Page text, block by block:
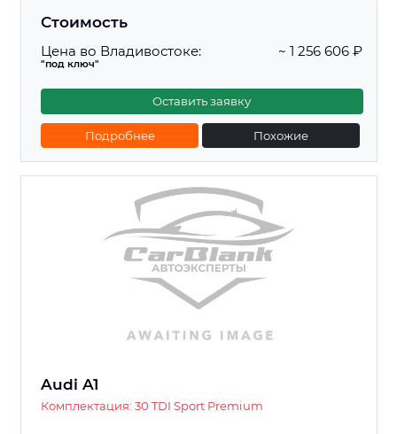
Стоимость
Цена во Владивостоке:
"под ключ"
~ 1 256 606 ₽
Оставить заявку
Подробнее Похожие
Audi A1
Комплектация: 30 TDI Sport Premium